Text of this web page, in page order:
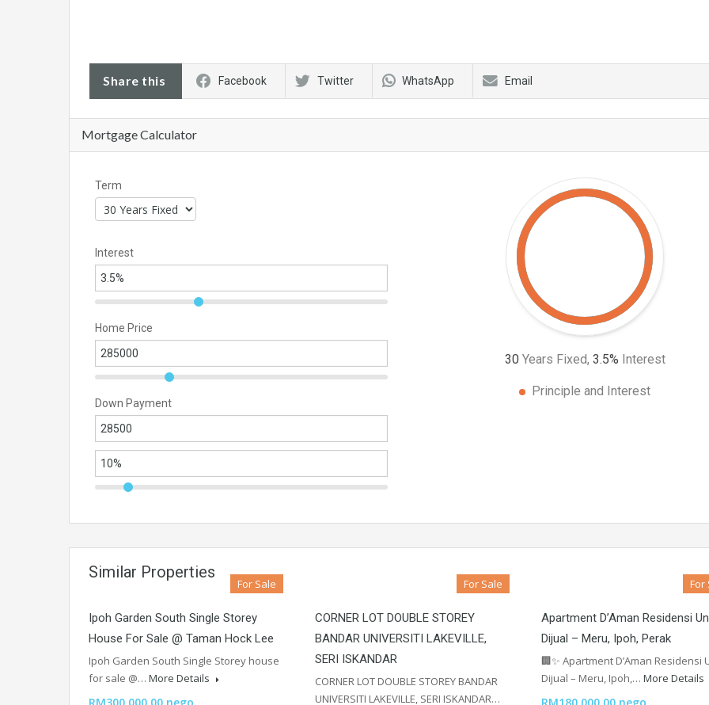
Share this Facebook Twitter WhatsApp Email
Mortgage Calculator
Term
Interest
Home Price
Down Payment
30 Years Fixed, 3.5% Interest
Principle and Interest
Similar Properties
For Sale
Ipoh Garden South Single Storey
House For Sale @ Taman Hock Lee
Ipoh Garden South Single Storey house
for sale @… More Details
For Sale
CORNER LOT DOUBLE STOREY
BANDAR UNIVERSITI LAKEVILLE,
SERI ISKANDAR
CORNER LOT DOUBLE STOREY BANDAR
UNIVERSITI LAKEVILLE, SERI ISKANDAR…
For
Apartment D’Aman Residensi
Dijual – Meru, Ipoh, Perak
🏢✨ Apartment D’Aman Residensi
Dijual – Meru, Ipoh,… More Details